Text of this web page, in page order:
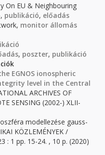
On EU & Neighbouring
, publikáció, előadás
monitor állomás
, poszter, publikáció
EGNOS ionospheric
level in the Central
ARCHIVES OF
SENSING (2002-) XLII-
modellezése gauss-
KÖZLEMÉNYEK /
: 1 pp. 15-24. , 10 p. (2020)